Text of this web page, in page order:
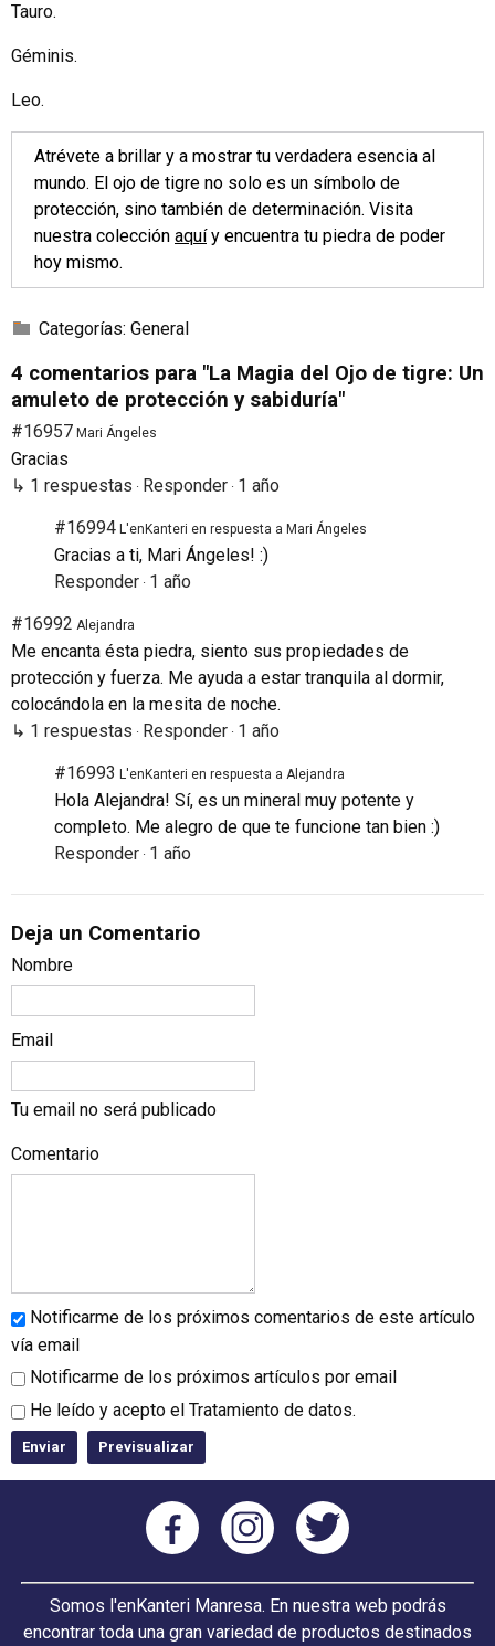
Tauro.
Géminis.
Leo.
Atrévete a brillar y a mostrar tu verdadera esencia al
mundo. El ojo de tigre no solo es un símbolo de
protección, sino también de determinación. Visita
nuestra colección aquíy encuentra tu piedra de poder
hoy mismo.
Categorías: General
4 comentarios para "La Magia del Ojo de tigre: Un
amuleto de protección y sabiduría"
#16957 Mari Ángeles
Gracias
↳ 1 respuestas · Responder · 1 año
#16994 L'enKanteri en respuesta a Mari Ángeles
Gracias a ti, Mari Ángeles! :)
Responder · 1 año
#16992 Alejandra
Me encanta ésta piedra, siento sus propiedades de
protección y fuerza. Me ayuda a estar tranquila al dormir,
colocándola en la mesita de noche.
↳ 1 respuestas · Responder · 1 año
#16993 L'enKanteri en respuesta a Alejandra
Hola Alejandra! Sí, es un mineral muy potente y
completo. Me alegro de que te funcione tan bien :)
Responder · 1 año
Deja un Comentario
Nombre
Email
Tu email no será publicado
Comentario
Notificarme de los próximos comentarios de este artículo
vía email
Notificarme de los próximos artículos por email
He leído y acepto el Tratamiento de datos.
Somos l'enKanteri Manresa. En nuestra web podrás
encontrar toda una gran variedad de productos destinados